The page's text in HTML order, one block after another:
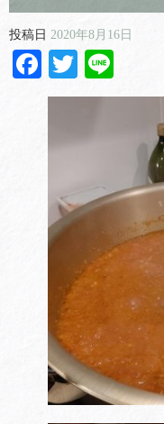
投稿日 2020年8月16日
Facebook
Twitter